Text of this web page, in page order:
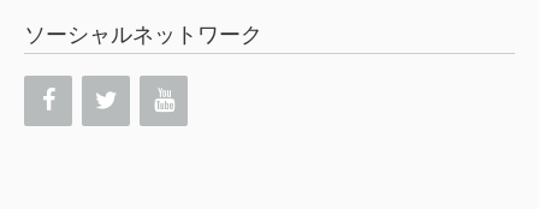
ソーシャルネットワーク